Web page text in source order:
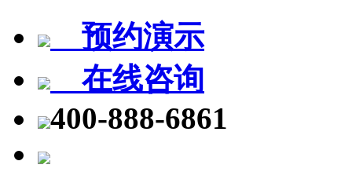
预约演示
在线咨询
400-888-6861